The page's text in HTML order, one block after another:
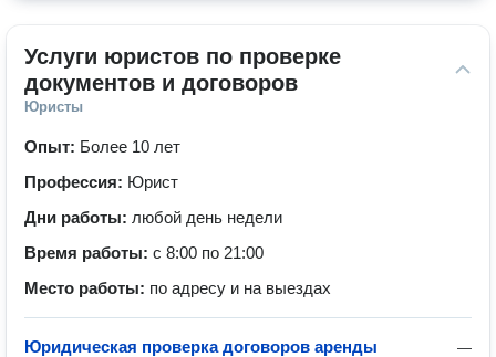
Услуги юристов по проверке
документов и договоров
Юристы
Опыт: Более 10 лет
Профессия: Юрист
Дни работы: любой день недели
Время работы: с 8:00 по 21:00
Место работы: по адресу и на выездах
—
Юридическая проверка договоров аренды